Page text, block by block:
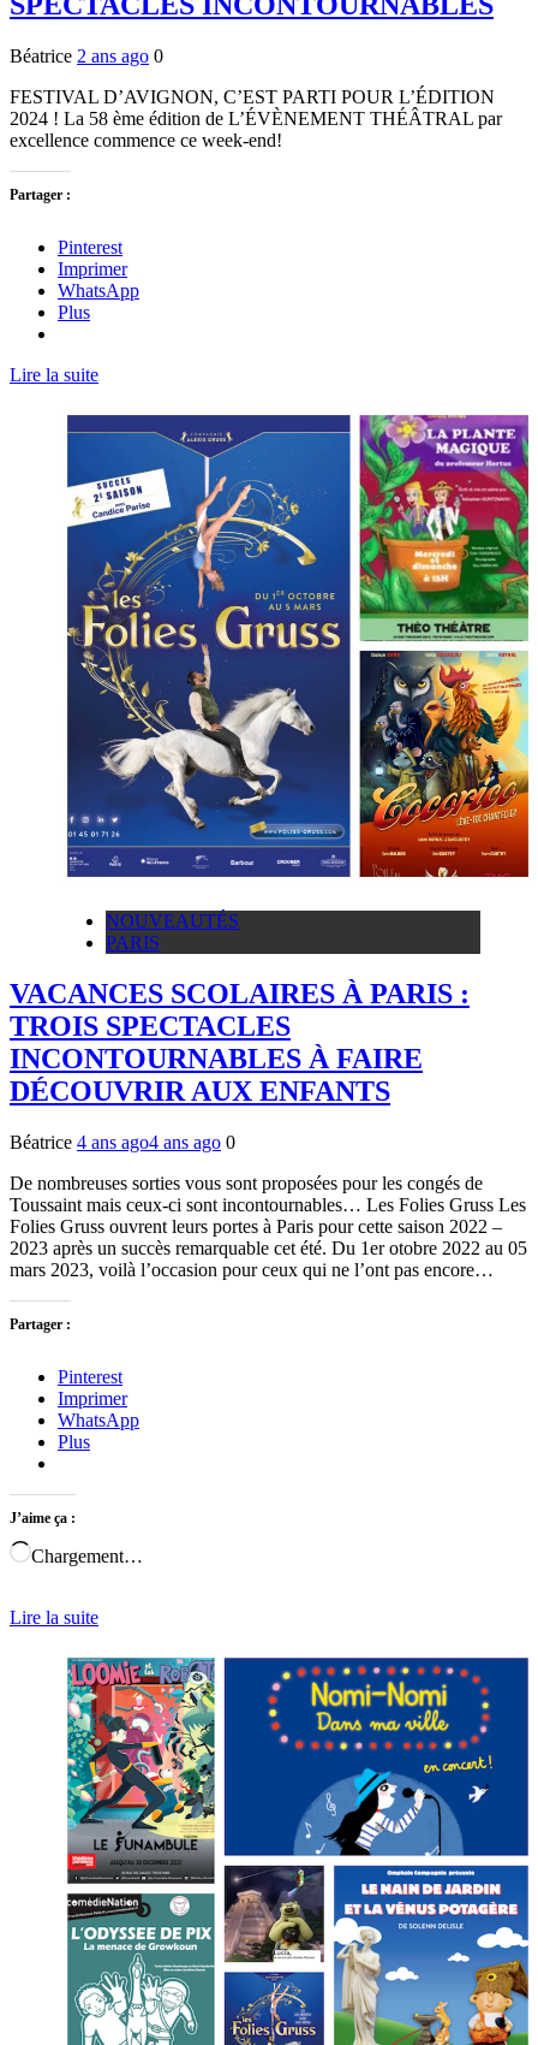
Béatrice 2 ans ago 0
FESTIVAL D’AVIGNON, C’EST PARTI POUR L’ÉDITION
2024 ! La 58 ème édition de L’ÉVÈNEMENT THÉÂTRAL par
excellence commence ce week-end!
Partager :
Pinterest
Imprimer
WhatsApp
Plus
Lire la suite
NOUVEAUTÉS
PARIS
VACANCES SCOLAIRES À PARIS :
TROIS SPECTACLES
INCONTOURNABLES À FAIRE
DÉCOUVRIR AUX ENFANTS
Béatrice 4 ans ago4 ans ago 0
De nombreuses sorties vous sont proposées pour les congés de
Toussaint mais ceux-ci sont incontournables… Les Folies Gruss Les
Folies Gruss ouvrent leurs portes à Paris pour cette saison 2022 –
2023 après un succès remarquable cet été. Du 1er otobre 2022 au 05
mars 2023, voilà l’occasion pour ceux qui ne l’ont pas encore…
Partager :
Pinterest
Imprimer
WhatsApp
Plus
J’aime ça :
Chargement…
Lire la suite